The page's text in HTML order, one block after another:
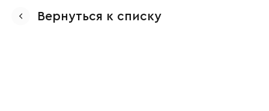
Вернуться к списку